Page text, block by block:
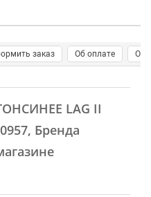
заказ Об оплате О
LAG II
Бренда